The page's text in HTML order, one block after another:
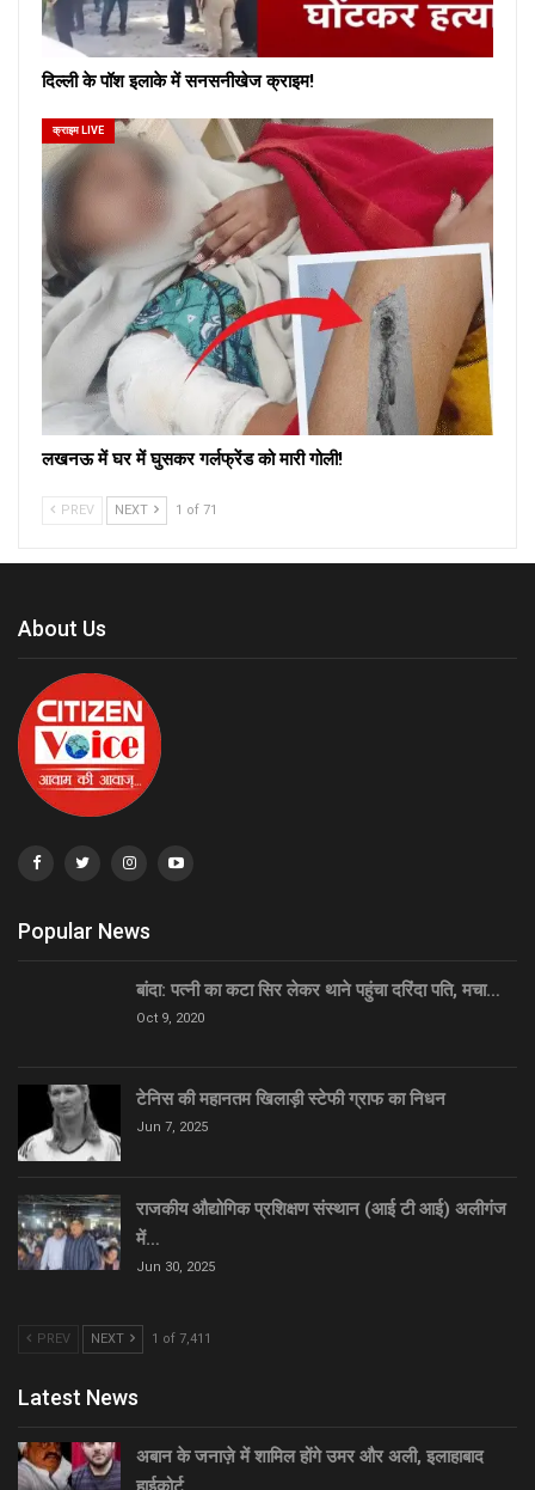
दिल्ली के पॉश इलाके में सनसनीखेज क्राइम!
क्राइम LIVE
लखनऊ में घर में घुसकर गर्लफ्रेंड को मारी गोली!
PREV NEXT 1 of 71
About Us
Popular News
बांदा: पत्नी का कटा सिर लेकर थाने पहुंचा दरिंदा पति, मचा…
Oct 9, 2020
टेनिस की महानतम खिलाड़ी स्टेफी ग्राफ का निधन
Jun 7, 2025
राजकीय औद्योगिक प्रशिक्षण संस्थान (आई टी आई) अलीगंज
में…
Jun 30, 2025
PREV NEXT 1 of 7,411
Latest News
अबान के जनाज़े में शामिल होंगे उमर और अली, इलाहाबाद